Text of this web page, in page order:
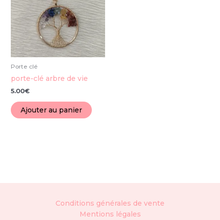
Porte clé
porte-clé arbre de vie
5.00€
Ajouter au panier
Conditions générales de vente
Mentions légales